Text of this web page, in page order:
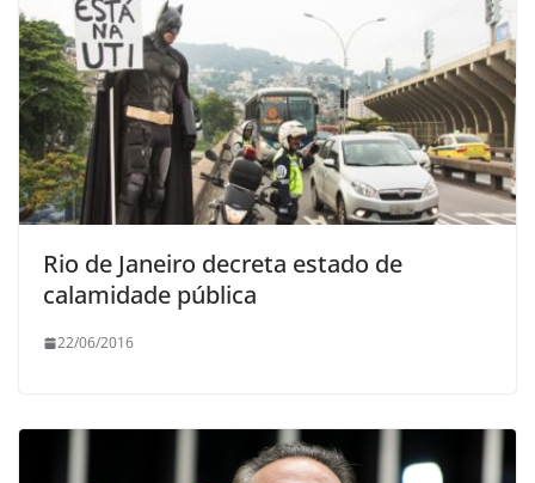
Rio de Janeiro decreta estado de
calamidade pública
22/06/2016